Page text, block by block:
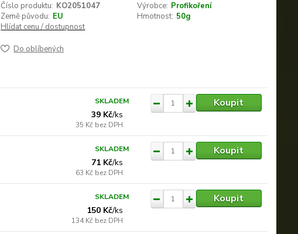
Číslo produktu: KO2051047 Výrobce: Profikoření
Země původu: EU Hmotnost: 50g
Hlídat cenu / dostupnost
Do oblíbených
39 Kč/ks
35 Kč bez DPH
SKLADEM Koupit
71 Kč/ks
63 Kč bez DPH
SKLADEM Koupit
150 Kč/ks
134 Kč bez DPH
SKLADEM Koupit